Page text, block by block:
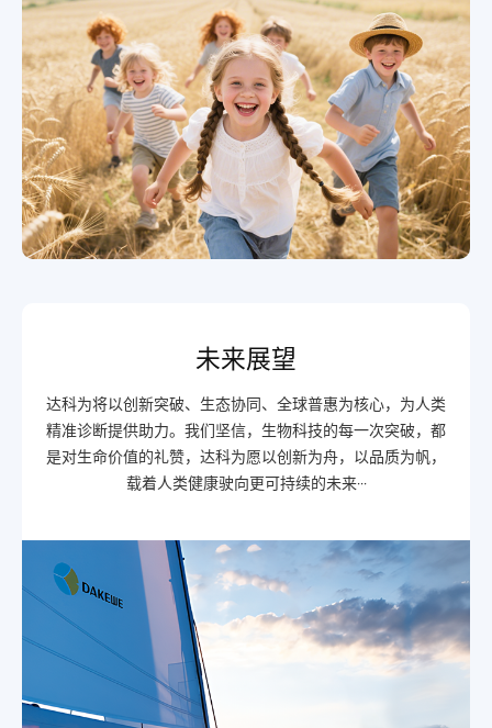
未来展望
达科为将以创新突破、生态协同、全球普惠为核心，为人类
精准诊断提供助力。我们坚信，生物科技的每一次突破，都
是对生命价值的礼赞，达科为愿以创新为舟，以品质为帆，
载着人类健康驶向更可持续的未来···